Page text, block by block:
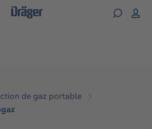
navigation
de gaz portable